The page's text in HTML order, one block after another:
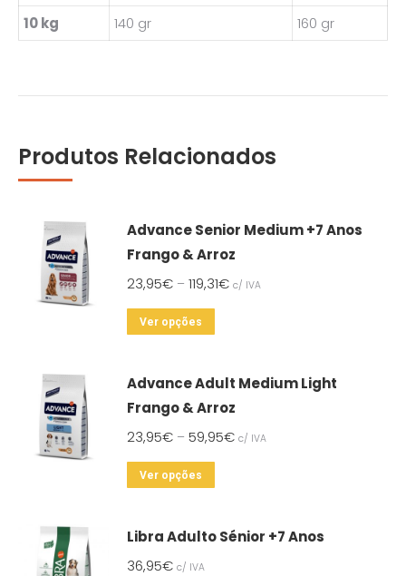
10 kg
140 gr 160 gr
Produtos Relacionados
Advance Senior Medium +7 Anos
Frango & Arroz
23,95€ – 119,31€ c/ IVA
Ver opções
multiple
variants.
The
options
may
chosen
Advance Adult Medium Light
Frango & Arroz
23,95€ – 59,95€ c/ IVA
Ver opções
multiple
Libra Adulto Sénior +7 Anos
36,95€ c/ IVA